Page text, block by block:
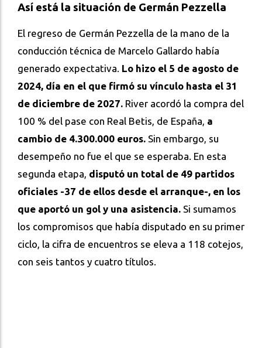
Así está la situación de Germán Pezzella
El regreso de Germán Pezzella de la mano de la
conducción técnica de Marcelo Gallardo había
generado expectativa. Lo hizo el 5 de agosto de
2024, día en el que firmó su vínculo hasta el 31
de diciembre de 2027. River acordó la compra del
100 % del pase con Real Betis, de España, a
cambio de 4.300.000 euros. Sin embargo, su
desempeño no fue el que se esperaba. En esta
segunda etapa, disputó un total de 49 partidos
oficiales -37 de ellos desde el arranque-, en los
que aportó un gol y una asistencia. Si sumamos
los compromisos que había disputado en su primer
ciclo, la cifra de encuentros se eleva a 118 cotejos,
con seis tantos y cuatro títulos.